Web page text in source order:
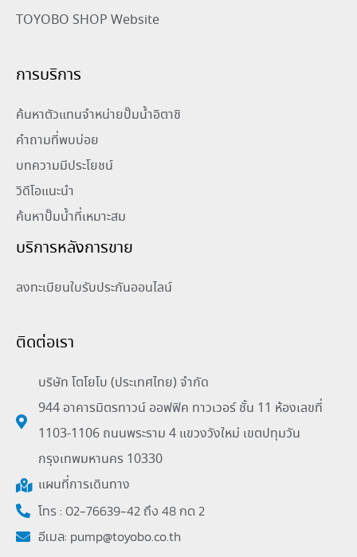
TOYOBO SHOP Website
การบริการ
ค้นหาตัวแทนจำหน่ายปั๊มน้ำอิตาชิ
คำถามที่พบบ่อย
บทความมีประโยชน์
วิดีโอแนะนำ
ค้นหาปั๊มน้ำที่เหมาะสม
บริการหลังการขาย
ลงทะเบียนใบรับประกันออนไลน์
ติดต่อเรา
บริษัท โตโยโบ (ประเทศไทย) จำกัด
944 อาคารมิตรทาวน์ ออฟฟิค ทาวเวอร์ ชั้น 11 ห้องเลขที่
1103-1106 ถนนพระราม 4 แขวงวังใหม่ เขตปทุมวัน
กรุงเทพมหานคร 10330
แผนที่การเดินทาง
โทร : 02-76639-42 ถึง 48 กด 2
อีเมล: pump@toyobo.co.th